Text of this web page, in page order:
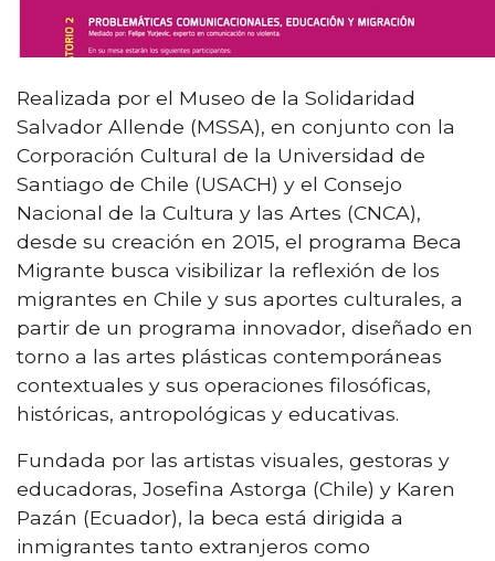
Realizada por el Museo de la Solidaridad
Salvador Allende (MSSA), en conjunto con la
Corporación Cultural de la Universidad de
Santiago de Chile (USACH) y el Consejo
Nacional de la Cultura y las Artes (CNCA),
desde su creación en 2015, el programa Beca
Migrante busca visibilizar la reflexión de los
migrantes en Chile y sus aportes culturales, a
partir de un programa innovador, diseñado en
torno a las artes plásticas contemporáneas
contextuales y sus operaciones filosóficas,
históricas, antropológicas y educativas.
Fundada por las artistas visuales, gestoras y
educadoras, Josefina Astorga (Chile) y Karen
Pazán (Ecuador), la beca está dirigida a
inmigrantes tanto extranjeros como